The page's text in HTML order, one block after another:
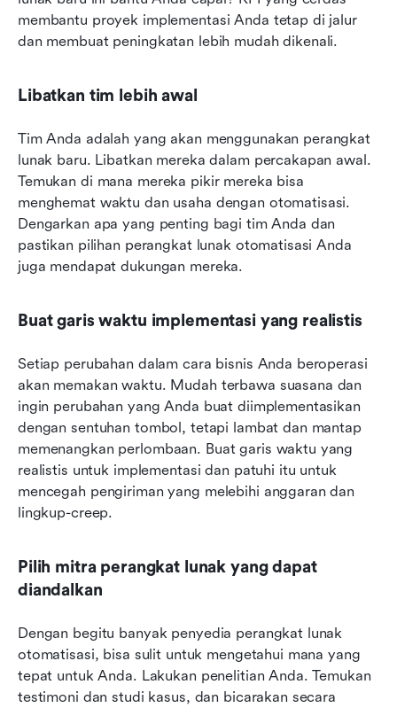
membantu proyek implementasi Anda tetap di jalur
dan membuat peningkatan lebih mudah dikenali.
Libatkan tim lebih awal
Tim Anda adalah yang akan menggunakan perangkat
lunak baru. Libatkan mereka dalam percakapan awal.
Temukan di mana mereka pikir mereka bisa
menghemat waktu dan usaha dengan otomatisasi.
Dengarkan apa yang penting bagi tim Anda dan
pastikan pilihan perangkat lunak otomatisasi Anda
juga mendapat dukungan mereka.
Buat garis waktu implementasi yang realistis
Setiap perubahan dalam cara bisnis Anda beroperasi
akan memakan waktu. Mudah terbawa suasana dan
ingin perubahan yang Anda buat diimplementasikan
dengan sentuhan tombol, tetapi lambat dan mantap
memenangkan perlombaan. Buat garis waktu yang
realistis untuk implementasi dan patuhi itu untuk
mencegah pengiriman yang melebihi anggaran dan
lingkup-creep.
Pilih mitra perangkat lunak yang dapat
diandalkan
Dengan begitu banyak penyedia perangkat lunak
otomatisasi, bisa sulit untuk mengetahui mana yang
tepat untuk Anda. Lakukan penelitian Anda. Temukan
testimoni dan studi kasus, dan bicarakan secara